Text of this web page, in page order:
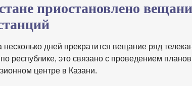
приостановлено
несколько дней прекратится вещание ряд
республике, это связано с проведением
центре в Казани.